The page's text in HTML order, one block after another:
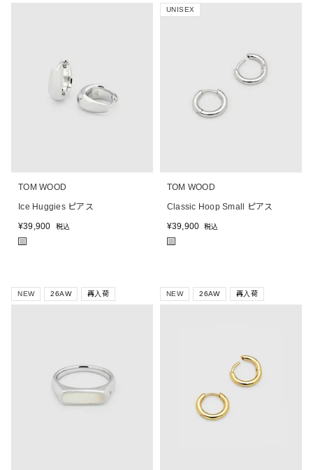
TOM WOOD
Ice Huggies ピアス
¥39,900 税込
UNISEX
TOM WOOD
Classic Hoop Small ピアス
¥39,900 税込
NEW 26AW 再入荷 NEW 26AW 再入荷